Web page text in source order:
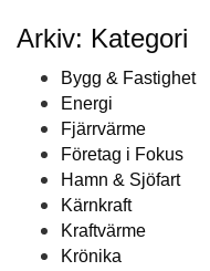
Arkiv: Kategori
Bygg & Fastighet
Energi
Fjärrvärme
Företag i Fokus
Hamn & Sjöfart
Kärnkraft
Kraftvärme
Krönika